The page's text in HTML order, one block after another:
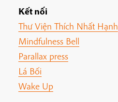
Kết nối
Thư Viện Thích Nhất Hạnh
Mindfulness Bell
Parallax press
Lá Bối
Wake Up